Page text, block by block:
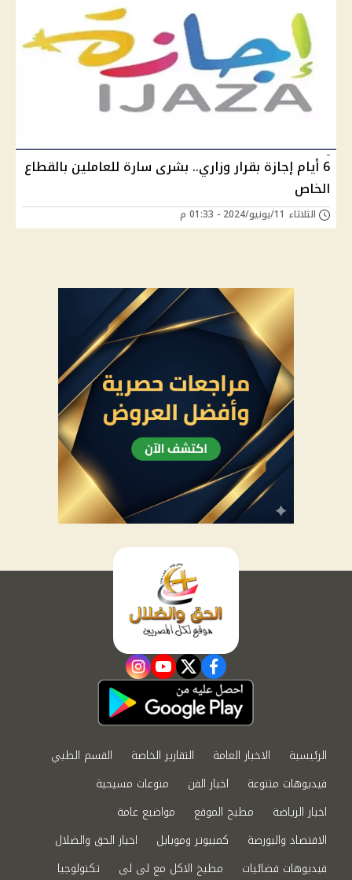
6 أيام إجازة بقرار وزاري.. بشرى سارة للعاملين بالقطاع
الخاص
الثلاثاء 11/يونيو/2024 - 01:33 م
facebook
twitter
youtube
instagram
الرئيسية الاخبار العامة التقارير الخاصة
القسم الطبي
فيديوهات متنوعة
اخبار الفن
منوعات مسيحية
اخبار الرياضة
مطبخ الموقع
مواضيع عامة
الاقتصاد والبورصة
كمبيوتر وموبايل
اخبار الحق والضلال
فيديوهات فضائيات
مطبخ الاكل مع لى لى تكنولوجيا